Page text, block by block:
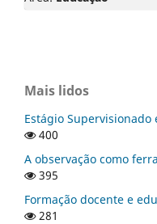
Mais lidos
Estágio
400
A observação como
395
Formação docente e
281